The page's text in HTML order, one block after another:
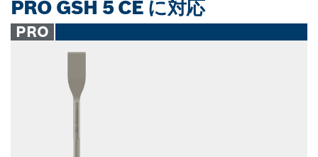
PRO GSH 5 CE に対応
PRO